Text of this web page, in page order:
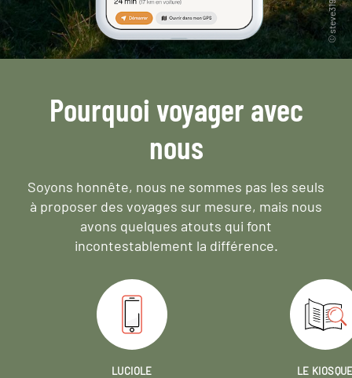
Pourquoi voyager avec
nous
Soyons honnête, nous ne sommes pas les seuls
à proposer des voyages sur mesure, mais nous
avons quelques atouts qui font
incontestablement la différence.
LUCIOLE
LE